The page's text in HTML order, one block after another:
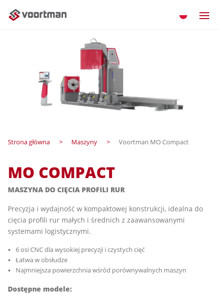
Strona główna Maszyny Voortman MO Compact
MO COMPACT
MASZYNA DO CIĘCIA PROFILI RUR
Precyzja i wydajność w kompaktowej konstrukcji, idealna do
cięcia profili rur małych i średnich z zaawansowanymi
systemami logistycznymi.
6 osi CNC dla wysokiej precyzji i czystych cięć
Łatwa w obsłudze
Najmniejsza powierzchnia wśród porównywalnych maszyn
Dostępne modele: